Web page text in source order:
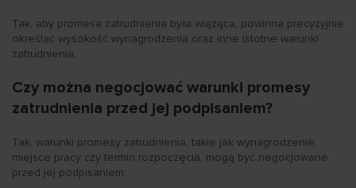
Tak, aby promesa zatrudnienia była wiążąca, powinna precyzyjnie
określać wysokość wynagrodzenia oraz inne istotne warunki
zatrudnienia.
Czy można negocjować warunki promesy
zatrudnienia przed jej podpisaniem?
Tak, warunki promesy zatrudnienia, takie jak wynagrodzenie,
miejsce pracy czy termin rozpoczęcia, mogą być negocjowane
przed jej podpisaniem.